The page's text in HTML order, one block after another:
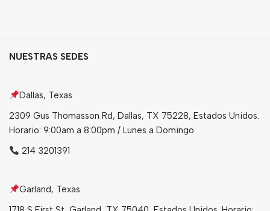
Sopas
Atoles
Condimentos
NUESTRAS SEDES
Dallas, Texas
2309 Gus Thomasson Rd, Dallas, TX 75228, Estados Unidos.
Horario: 9:00am a 8:00pm / Lunes a Domingo
214 3201391
Garland, Texas